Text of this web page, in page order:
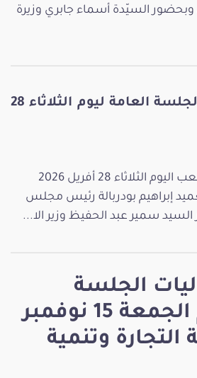
الجلسة
العامة ليوم الجمعة 15 نوفمبر
التجارة وتنمية
السيّدة أسماء جابري وزيرة
ملخّص فعاليات الجلسة العامة ليوم الثلاثاء 28
عقد مجلس نواب الشعب اليوم الثلاثاء 28 أفريل 2026
إبراهيم بودربالة رئيس مجلس
سمير عبد الحفيظ وزير الا...